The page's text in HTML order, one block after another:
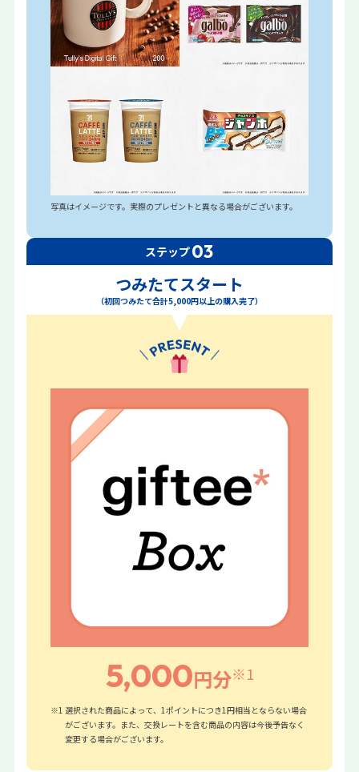
写真はイメージです。実際のプレゼントと異なる場合がございます。
ステップ03
つみたてスタート
（初回つみたて合計5,000円以上の購入完了）
5,000円分※1
※1 選択された商品によって、1ポイントにつき1円相当とならない場合
がございます。また、交換レートを含む商品の内容は今後予告なく
変更する場合がございます。